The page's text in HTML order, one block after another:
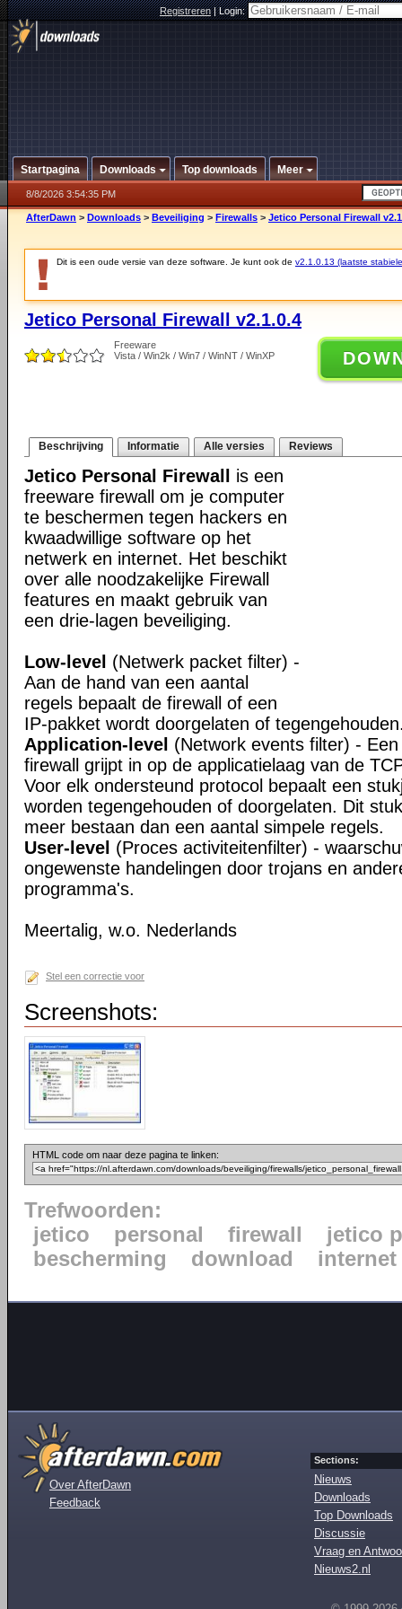
Registreren|Login:
Startpagina Downloads Top downloads Meer
8/8/2026 3:54:35 PM
AfterDawn > Downloads > Beveiliging > Firewalls > Jetico Personal Firewall
Dit is een oude versie van deze software. Je kunt ook de v2.1.0.13 (laatste
Jetico Personal Firewall v2.1.0.4
Freeware
Vista / Win2k / Win7 / WinNT / WinXP
Beschrijving Informatie Alle versies Reviews
Jetico Personal Firewall
is een
freeware firewall om je computer
te beschermen tegen hackers en
kwaadwillige software op het
netwerk en internet. Het beschikt
over alle noodzakelijke Firewall
features en maakt gebruik van
een drie-lagen beveiliging.
Low-level (Netwerk packet filter) -
Aan de hand van een aantal
regels bepaalt de firewall of een
IP-pakket wordt doorgelaten of
Application-level (Network events filter) -
firewall grijpt in op de applicatielaag van de
Voor elk ondersteund protocol bepaalt een
worden tegengehouden of doorgelaten. Dit
meer bestaan dan een aantal simpele regels.
User-level (Proces activiteitenfilter) -
ongewenste handelingen door trojans en
programma's.
Meertalig, w.o. Nederlands
Stel een correctie voor
Screenshots:
HTML code om naar deze pagina te linken:
Trefwoorden:
jetico
personal firewall
jetico
bescherming
download internet
Over AfterDawn
Feedback
Sections:
Nieuws
Downloads
Top Downloads
Discussie
Vraag en
Nieuws2.nl